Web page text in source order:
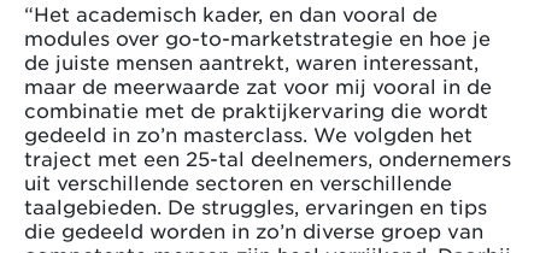
“Het academisch kader, en dan vooral de
modules over go-to-marketstrategie en hoe je
de juiste mensen aantrekt, waren interessant,
maar de meerwaarde zat voor mij vooral in de
combinatie met de praktijkervaring die wordt
gedeeld in zo’n masterclass. We volgden het
traject met een 25-tal deelnemers, ondernemers
uit verschillende sectoren en verschillende
taalgebieden. De struggles, ervaringen en tips
die gedeeld worden in zo’n diverse groep van